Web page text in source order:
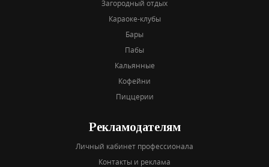
Загородный отдых
Караоке-клубы
Бары
Пабы
Кальянные
Кофейни
Пиццерии
Рекламодателям
Личный кабинет профессионала
Контакты и реклама